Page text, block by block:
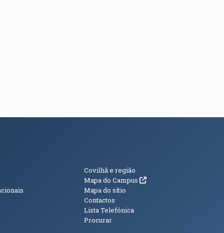
Informações
Covilhã e região
Mapa do Campus (abre em nova janela)
Mapa do sítio
Contactos
Lista Telefónica
Procurar